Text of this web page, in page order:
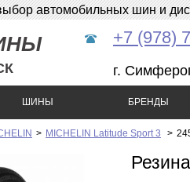
автомобильных шин и
+7 (978)
г.
ШИНЫ БРЕНДЫ
> MICHELIN Latitude Sport 3 >